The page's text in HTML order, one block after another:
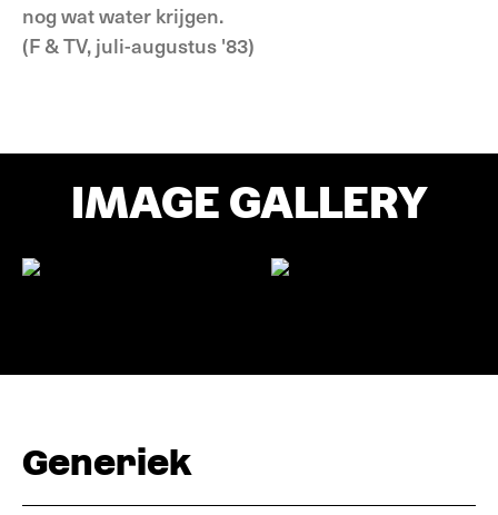
nog wat water krijgen.
(F & TV, juli-augustus '83)
IMAGE GALLERY
Generiek